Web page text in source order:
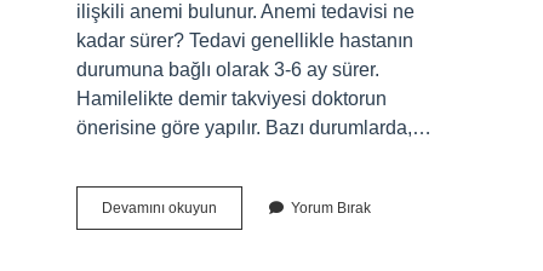
ilişkili anemi bulunur. Anemi tedavisi ne
kadar sürer? Tedavi genellikle hastanın
durumuna bağlı olarak 3-6 ay sürer.
Hamilelikte demir takviyesi doktorun
önerisine göre yapılır. Bazı durumlarda,…
Devamını okuyun
Tedavi
Yorum Bırak